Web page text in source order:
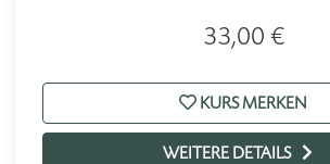
33,00 €
KURS MERKEN
WEITERE DETAILS